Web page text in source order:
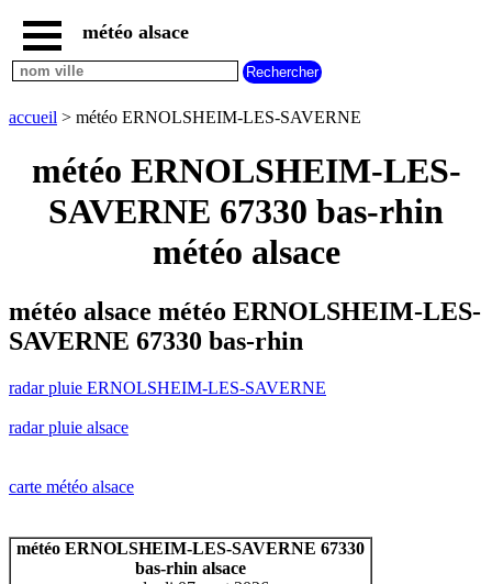
accueil
radar
ERNOLSHEIM-
SAVERNE
alsace
carte
météo
météo
A B C D E
H
I J K L M
N
T
U
météo alsace
accueil > météo ERNOLSHEIM-LES-SAVERNE
météo ERNOLSHEIM-LES-
SAVERNE 67330 bas-rhin
météo alsace
météo alsace météo ERNOLSHEIM-LES-
SAVERNE 67330 bas-rhin
radar pluie ERNOLSHEIM-LES-SAVERNE
radar pluie alsace
carte météo alsace
météo ERNOLSHEIM-LES-SAVERNE 67330
bas-rhin alsace